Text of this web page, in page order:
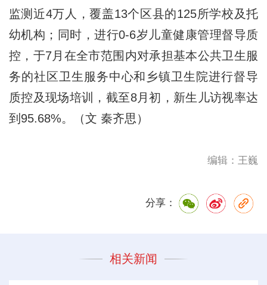
监测近4万人，覆盖13个区县的125所学校及托
幼机构；同时，进行0-6岁儿童健康管理督导质
控，于7月在全市范围内对承担基本公共卫生服
务的社区卫生服务中心和乡镇卫生院进行督导
质控及现场培训，截至8月初，新生儿访视率达
到95.68%。（文 秦齐思）
编辑：王巍
分享：
相关新闻